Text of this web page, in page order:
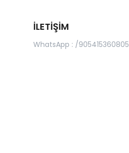
İLETİŞİM
WhatsApp : /905415360805